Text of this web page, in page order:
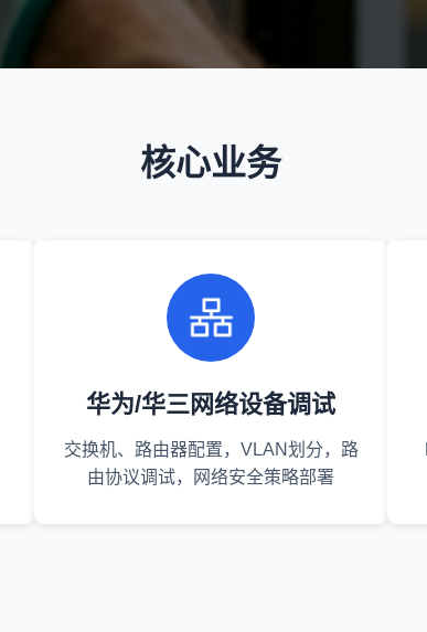
核心业务
华为/华三网络设备调试
交换机、路由器配置，VLAN划分，路
由协议调试，网络安全策略部署